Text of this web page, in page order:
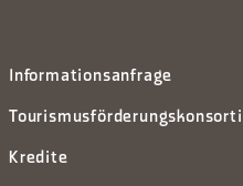
Informationsanfrage
Kredite